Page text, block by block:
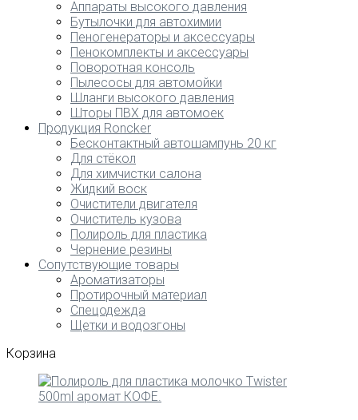
Аппараты высокого давления
Бутылочки для автохимии
Пеногенераторы и аксессуары
Пенокомплекты и аксессуары
Поворотная консоль
Пылесосы для автомойки
Шланги высокого давления
Шторы ПВХ для автомоек
Продукция Roncker
Бесконтактный автошампунь 20 кг
Для стёкол
Для химчистки салона
Жидкий воск
Очистители двигателя
Очиститель кузова
Полироль для пластика
Чернение резины
Сопутствующие товары
Ароматизаторы
Протирочный материал
Спецодежда
Щетки и водозгоны
Корзина